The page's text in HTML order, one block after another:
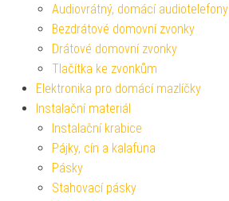
Audiovrátný, domácí audiotelefony
Bezdrátové domovní zvonky
Drátové domovní zvonky
Tlačítka ke zvonkům
Elektronika pro domácí mazlíčky
Instalační materiál
Instalační krabice
Pájky, cín a kalafuna
Pásky
Stahovací pásky